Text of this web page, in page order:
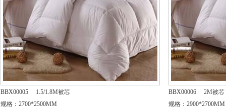
BBX00005
1.5/1.8M被芯
规格：2700*2500MM
BBX00006
2M被芯
规格：2900*2700MM